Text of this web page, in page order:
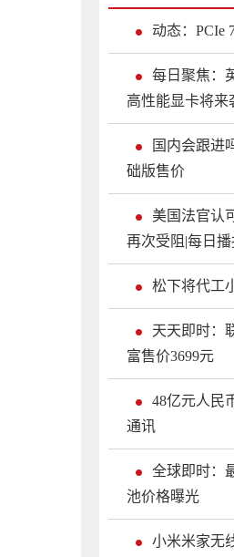
动态：PCIe
每日聚焦：
高性能显卡将来
国内会跟进
础版售价
美国法官认
再次受阻|每日播
松下将代工
天天即时：
富售价3699元
48亿元人民
通讯
全球即时：
池价格曝光
小米米家无